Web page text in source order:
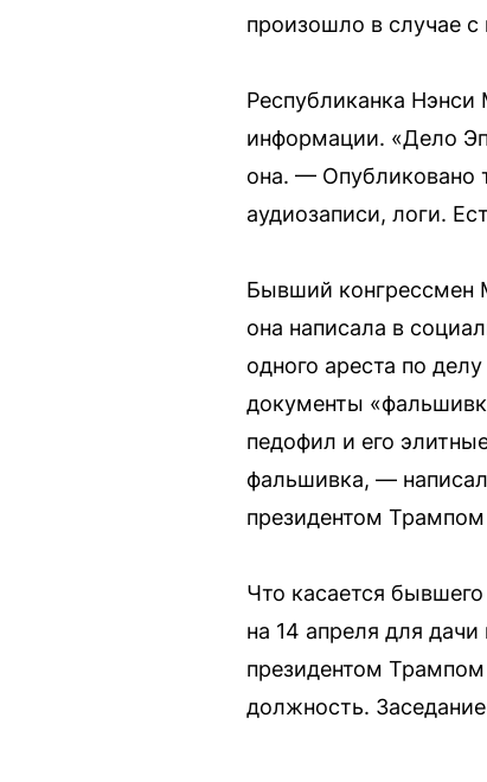
произошло в случае с
Республиканка
информации. «Дело
она. — Опубликовано
аудиозаписи, логи.
Бывший конгрессмен
она написала в
одного ареста по
документы
педофил и его
фальшивка, —
президентом Трампом
Что касается
на 14 апреля для
президентом Трампом
должность.